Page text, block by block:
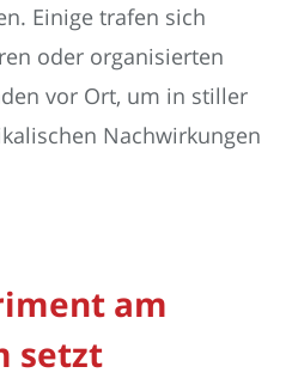
Einige trafen sich
oder organisierten
vor Ort, um in stiller
Nachwirkungen
am
setzt